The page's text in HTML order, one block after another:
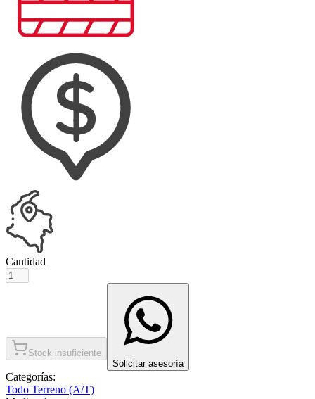
Cantidad
Stock insuficiente
Solicitar asesoría
Categorías:
Todo Terreno (A/T)